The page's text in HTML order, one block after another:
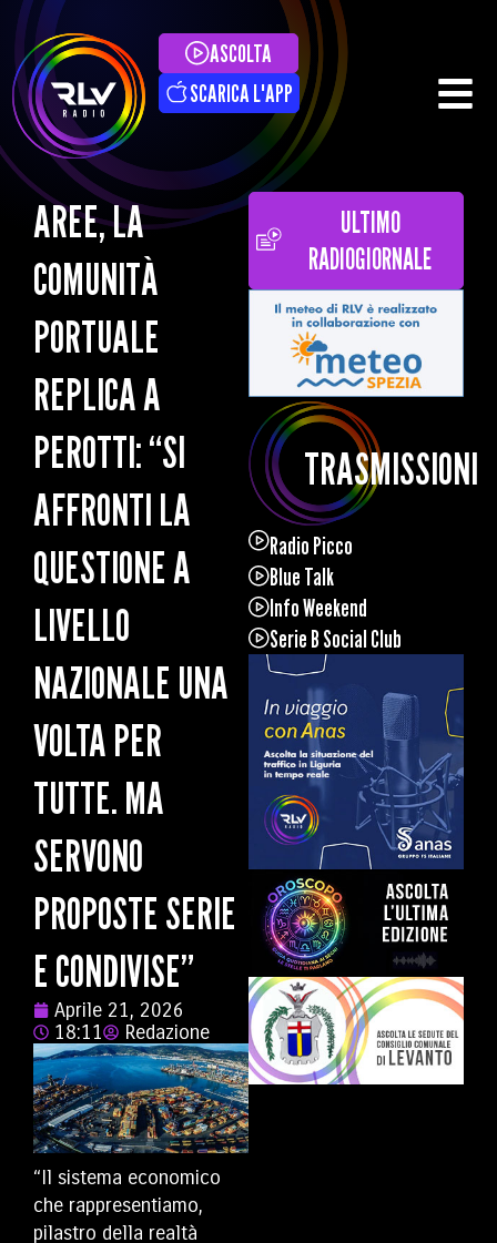
ASCOLTA
SCARICA L'APP
AREE, LA
COMUNITÀ
PORTUALE
REPLICA A
PEROTTI: “SI
AFFRONTI LA
QUESTIONE A
LIVELLO
NAZIONALE UNA
VOLTA PER
TUTTE. MA
SERVONO
PROPOSTE SERIE
E CONDIVISE”
Aprile 21, 2026
18:11
Redazione
“Il sistema economico
che rappresentiamo,
pilastro della realtà
ULTIMO
RADIOGIORNALE
TRASMISSIONI
Radio Picco
Blue Talk
Info Weekend
Serie B Social Club